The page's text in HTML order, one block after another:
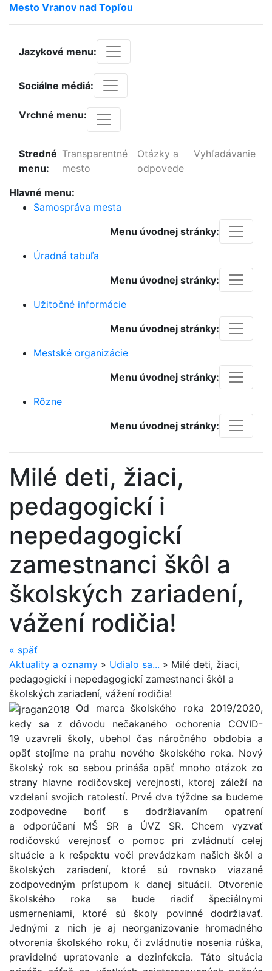
Mesto Vranov nad Topľou
Jazykové menu:
Sociálne médiá:
Vrchné menu:
Stredné
menu:
Transparentné
mesto
Otázky a
odpovede
Vyhľadávanie
Hlavné menu:
Samospráva mesta
Menu úvodnej stránky:
Úradná tabuľa
Menu úvodnej stránky:
Užitočné informácie
Menu úvodnej stránky:
Mestské organizácie
Menu úvodnej stránky:
Rôzne
Menu úvodnej stránky:
Milé deti, žiaci,
pedagogickí i
nepedagogickí
zamestnanci škôl a
školských zariadení,
vážení rodičia!
« späť
Aktuality a oznamy » Udialo sa... » Milé deti, žiaci,
pedagogickí i nepedagogickí zamestnanci škôl a
školských zariadení, vážení rodičia!
Od marca školského roka 2019/2020,
kedy sa z dôvodu nečakaného ochorenia COVID-
19 uzavreli školy, ubehol čas náročného obdobia a
opäť stojíme na prahu nového školského roka. Nový
školský rok so sebou prináša opäť mnoho otázok zo
strany hlavne rodičovskej verejnosti, ktorej záleží na
vzdelaní svojich ratolestí. Prvé dva týždne sa budeme
zodpovedne boriť s dodržiavaním opatrení
a odporúčaní MŠ SR a ÚVZ SR. Chcem vyzvať
rodičovskú verejnosť o pomoc pri zvládnutí celej
situácie a k rešpektu voči prevádzkam našich škôl a
školských zariadení, ktoré sú rovnako viazané
zodpovedným prístupom k danej situácii. Otvorenie
školského roka sa bude riadiť špeciálnymi
usmerneniami, ktoré sú školy povinné dodržiavať.
Jednými z nich je aj neorganizovanie hromadného
otvorenia školského roku, či zvládnutie nosenia rúška,
pravidelné upratovanie a dezinfekcia. Táto situácia